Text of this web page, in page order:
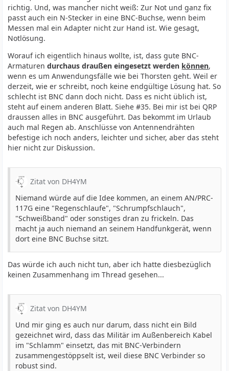
richtig. Und, was mancher nicht weiß: Zur Not und ganz fix
passt auch ein N-Stecker in eine BNC-Buchse, wenn beim
Messen mal ein Adapter nicht zur Hand ist. Wie gesagt,
Notlösung.
Worauf ich eigentlich hinaus wollte, ist, dass gute BNC-
Armaturendurchaus draußen eingesetzt werden können,
wenn es um Anwendungsfälle wie bei Thorsten geht. Weil er
derzeit, wie er schreibt, noch keine endgültige Lösung hat. So
schlecht ist BNC dann doch nicht. Dass es nicht üblich ist,
steht auf einem anderen Blatt. Siehe #35. Bei mir ist bei QRP
draussen alles in BNC ausgeführt. Das bekommt im Urlaub
auch mal Regen ab. Anschlüsse von Antennendrähten
befestige ich noch anders, leichter und sicher, aber das steht
hier nicht zur Diskussion.
Zitat von DH4YM
Niemand würde auf die Idee kommen, an einem AN/PRC-
117G eine "Regenschlaufe", "Schrumpfschlauch",
"Schweißband" oder sonstiges dran zu frickeln. Das
macht ja auch niemand an seinem Handfunkgerät, wenn
dort eine BNC Buchse sitzt.
Das würde ich auch nicht tun, aber ich hatte diesbezüglich
keinen Zusammenhang im Thread gesehen...
Zitat von DH4YM
Und mir ging es auch nur darum, dass nicht ein Bild
gezeichnet wird, dass das Militär im Außenbereich Kabel
im "Schlamm" einsetzt, das mit BNC-Verbindern
zusammengestöppselt ist, weil diese BNC Verbinder so
robust sind.